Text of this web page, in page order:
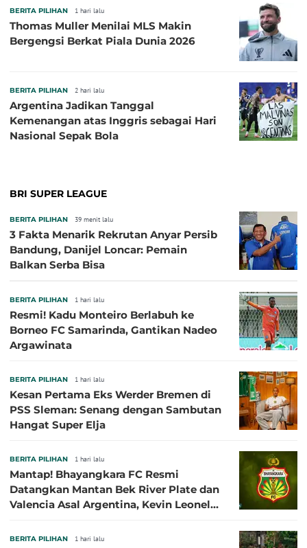
BERITA PILIHAN 1 hari lalu
Thomas Muller Menilai MLS Makin
Bergengsi Berkat Piala Dunia 2026
BERITA PILIHAN 2 hari lalu
Argentina Jadikan Tanggal
Kemenangan atas Inggris sebagai Hari
Nasional Sepak Bola
BRI SUPER LEAGUE
BERITA PILIHAN 39 menit lalu
3 Fakta Menarik Rekrutan Anyar Persib
Bandung, Danijel Loncar: Pemain
Balkan Serba Bisa
BERITA PILIHAN 1 hari lalu
Resmi! Kadu Monteiro Berlabuh ke
Borneo FC Samarinda, Gantikan Nadeo
Argawinata
BERITA PILIHAN 1 hari lalu
Kesan Pertama Eks Werder Bremen di
PSS Sleman: Senang dengan Sambutan
Hangat Super Elja
BERITA PILIHAN 1 hari lalu
Mantap! Bhayangkara FC Resmi
Datangkan Mantan Bek River Plate dan
Valencia Asal Argentina, Kevin Leonel
BERITA PILIHAN 1 hari lalu